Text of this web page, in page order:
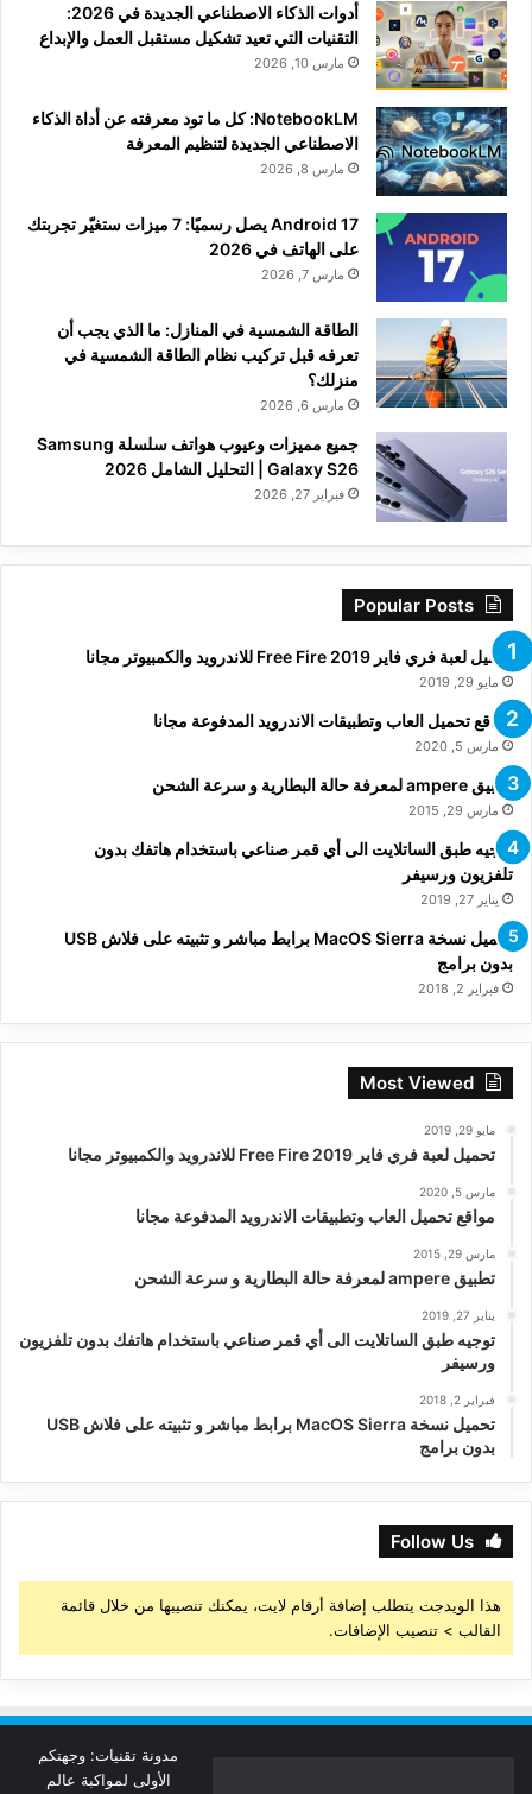
أدوات الذكاء الاصطناعي الجديدة في 2026:
التقنيات التي تعيد تشكيل مستقبل العمل والإبداع
مارس 10, 2026
NotebookLM: كل ما تود معرفته عن أداة الذكاء
الاصطناعي الجديدة لتنظيم المعرفة
مارس 8, 2026
Android 17 يصل رسميًا: 7 ميزات ستغيّر تجربتك
على الهاتف في 2026
مارس 7, 2026
الطاقة الشمسية في المنازل: ما الذي يجب أن
تعرفه قبل تركيب نظام الطاقة الشمسية في
منزلك؟
مارس 6, 2026
جميع مميزات وعيوب هواتف سلسلة Samsung
Galaxy S26 | التحليل الشامل 2026
فبراير 27, 2026
Popular Posts
تحميل لعبة فري فاير Free Fire 2019 للاندرويد والكمبيوتر مجانا
مايو 29, 2019
مواقع تحميل العاب وتطبيقات الاندرويد المدفوعة مجانا
مارس 5, 2020
تطبيق ampere لمعرفة حالة البطارية و سرعة الشحن
مارس 29, 2015
توجيه طبق الساتلايت الى أي قمر صناعي باستخدام هاتفك بدون
تلفزيون ورسيفر
يناير 27, 2019
تحميل نسخة MacOS Sierra برابط مباشر و تثبيته على فلاش USB
بدون برامج
فبراير 2, 2018
Most Viewed
مايو 29, 2019
تحميل لعبة فري فاير Free Fire 2019 للاندرويد والكمبيوتر مجانا
مارس 5, 2020
مواقع تحميل العاب وتطبيقات الاندرويد المدفوعة مجانا
مارس 29, 2015
تطبيق ampere لمعرفة حالة البطارية و سرعة الشحن
يناير 27, 2019
توجيه طبق الساتلايت الى أي قمر صناعي باستخدام هاتفك بدون تلفزيون
ورسيفر
فبراير 2, 2018
تحميل نسخة MacOS Sierra برابط مباشر و تثبيته على فلاش USB
بدون برامج
Follow Us
هذا الويدجت يتطلب إضافة أرقام لايت، يمكنك تنصيبها من خلال قائمة
القالب > تنصيب الإضافات.
مدونة تقنيات: وجهتكم
الأولى لمواكبة عالم